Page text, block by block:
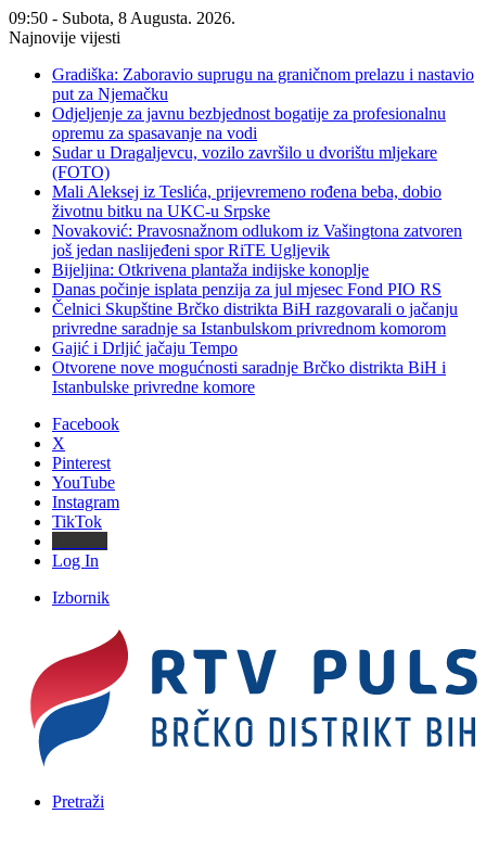
09:50 - Subota, 8 Augusta. 2026.
Najnovije vijesti
Gradiška: Zaboravio suprugu na graničnom prelazu i nastavio
put za Njemačku
Odjeljenje za javnu bezbjednost bogatije za profesionalnu
opremu za spasavanje na vodi
Sudar u Dragaljevcu, vozilo završilo u dvorištu mljekare
(FOTO)
Mali Aleksej iz Teslića, prijevremeno rođena beba, dobio
životnu bitku na UKC-u Srpske
Novaković: Pravosnažnom odlukom iz Vašingtona zatvoren
još jedan naslijeđeni spor RiTE Ugljevik
Bijeljina: Otkrivena plantaža indijske konoplje
Danas počinje isplata penzija za jul mjesec Fond PIO RS
Čelnici Skupštine Brčko distrikta BiH razgovarali o jačanju
privredne saradnje sa Istanbulskom privrednom komorom
Gajić i Drljić jačaju Tempo
Otvorene nove mogućnosti saradnje Brčko distrikta BiH i
Istanbulske privredne komore
Facebook
X
Pinterest
YouTube
Instagram
TikTok
Log In
Izbornik
Pretraži